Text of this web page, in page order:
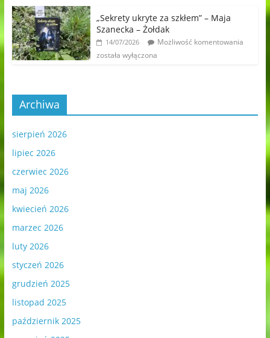
„Sekrety ukryte za szkłem” – Maja
Szanecka – Żołdak
14/07/2026
Możliwość komentowania
została wyłączona
Archiwa
sierpień 2026
lipiec 2026
czerwiec 2026
maj 2026
kwiecień 2026
marzec 2026
luty 2026
styczeń 2026
grudzień 2025
listopad 2025
październik 2025